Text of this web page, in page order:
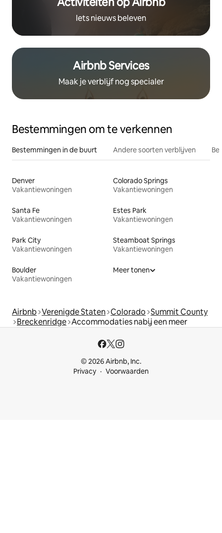
Iets nieuws beleven
Airbnb Services
Maak je verblijf nog specialer
Bestemmingen om te verkennen
Bestemmingen in de buurt Andere soorten verblijven
Denver
Vakantiewoningen
Colorado Springs
Vakantiewoningen
Santa Fe
Vakantiewoningen
Estes Park
Vakantiewoningen
Park City
Vakantiewoningen
Steamboat Springs
Vakantiewoningen
Boulder
Vakantiewoningen
Meer tonen
Airbnb Verenigde Staten Colorado Summit County
Breckenridge Accommodaties nabij een meer
© 2026 Airbnb, Inc.
Privacy
Voorwaarden